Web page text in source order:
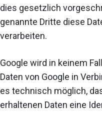
dies gesetzlich
genannte Dritte diese
verarbeiten.
Google wird in keinem
Daten von Google in
es technisch möglich,
erhaltenen Daten eine